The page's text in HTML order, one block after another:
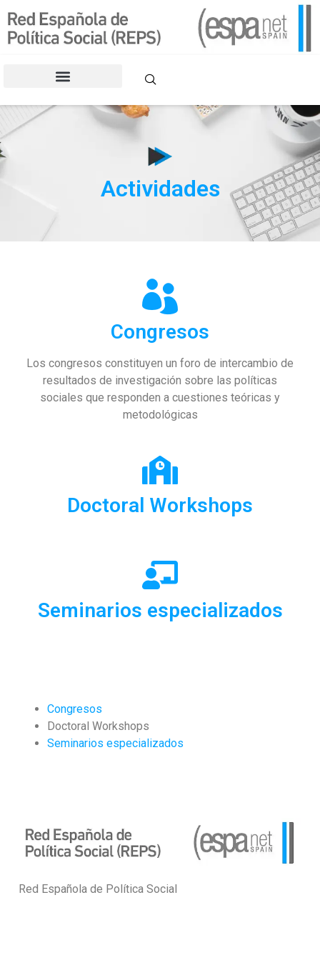
contenido
Actividades
Congresos
Los congresos constituyen un foro de intercambio de
resultados de investigación sobre las políticas
sociales que responden a cuestiones teóricas y
metodológicas
Doctoral Workshops
Seminarios especializados
Congresos
Doctoral Workshops
Seminarios especializados
Red Española de Política Social